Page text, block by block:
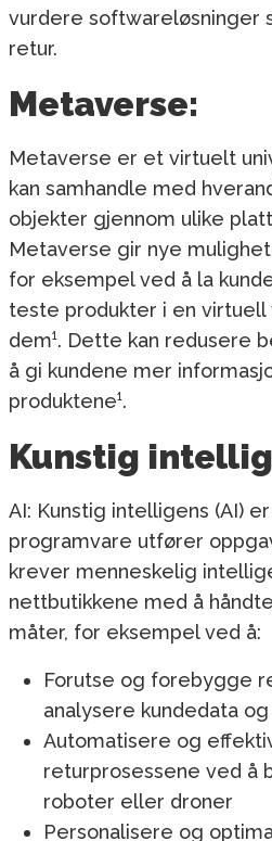
vurdere softwareløsninger
retur.
Metaverse:
Metaverse er et virtuelt
kan samhandle med
objekter gjennom ulike
Metaverse gir nye
for eksempel ved å la
teste produkter i en
dem¹. Dette kan redusere
å gi kundene mer
produktene¹.
Kunstig
AI: Kunstig intelligens (AI)
programvare utfører
krever menneskelig
nettbutikkene med å
måter, for eksempel ved å:
Forutse og forebygge
analysere kundedata
Automatisere og
returprosessene ved å
roboter eller droner
Personalisere og